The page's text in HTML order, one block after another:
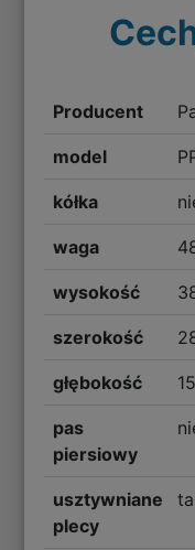
Producent
model
kółka
waga
wysokość
szerokość
głębokość
pas
piersiowy
usztywniane
plecy